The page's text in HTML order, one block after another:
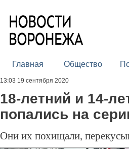
Главная Общество
13:03 19 сентября 2020
18-летний и 14-
попались на
Они их похищали,